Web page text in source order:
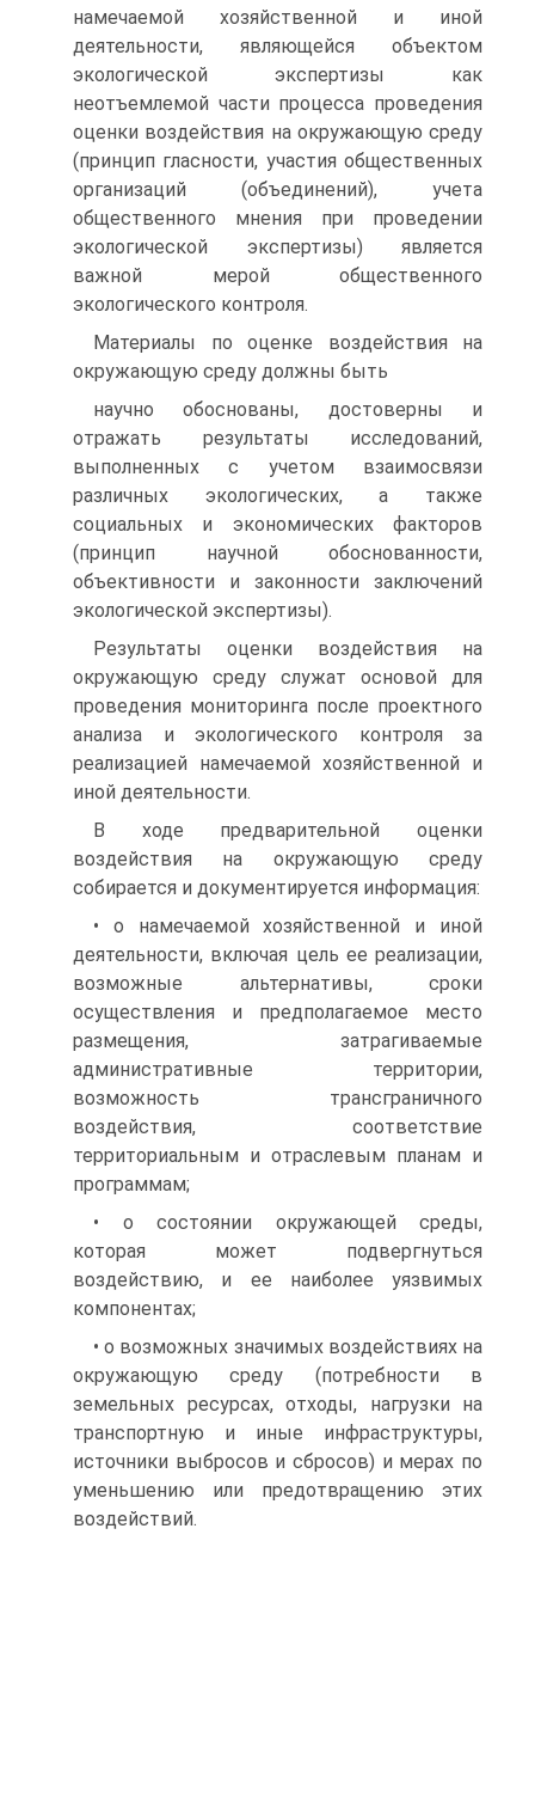
намечаемой хозяйственной и иной
деятельности, являющейся объектом
экологической экспертизы как
неотъемлемой части процесса проведения
оценки воздействия на окружающую среду
(принцип гласности, участия общественных
организаций (объединений), учета
общественного мнения при проведении
экологической экспертизы) является
важной мерой общественного
экологического контроля.
Материалы по оценке воздействия на
окружающую среду должны быть
научно обоснованы, достоверны и
отражать результаты исследований,
выполненных с учетом взаимосвязи
различных экологических, а также
социальных и экономических факторов
(принцип научной обоснованности,
объективности и законности заключений
экологической экспертизы).
Результаты оценки воздействия на
окружающую среду служат основой для
проведения мониторинга после проектного
анализа и экологического контроля за
реализацией намечаемой хозяйственной и
иной деятельности.
В ходе предварительной оценки
воздействия на окружающую среду
собирается и документируется информация:
• о намечаемой хозяйственной и иной
деятельности, включая цель ее реализации,
возможные альтернативы, сроки
осуществления и предполагаемое место
размещения, затрагиваемые
административные территории,
возможность трансграничного
воздействия, соответствие
территориальным и отраслевым планам и
программам;
• о состоянии окружающей среды,
которая может подвергнуться
воздействию, и ее наиболее уязвимых
компонентах;
• о возможных значимых воздействиях на
окружающую среду (потребности в
земельных ресурсах, отходы, нагрузки на
транспортную и иные инфраструктуры,
источники выбросов и сбросов) и мерах по
уменьшению или предотвращению этих
воздействий.